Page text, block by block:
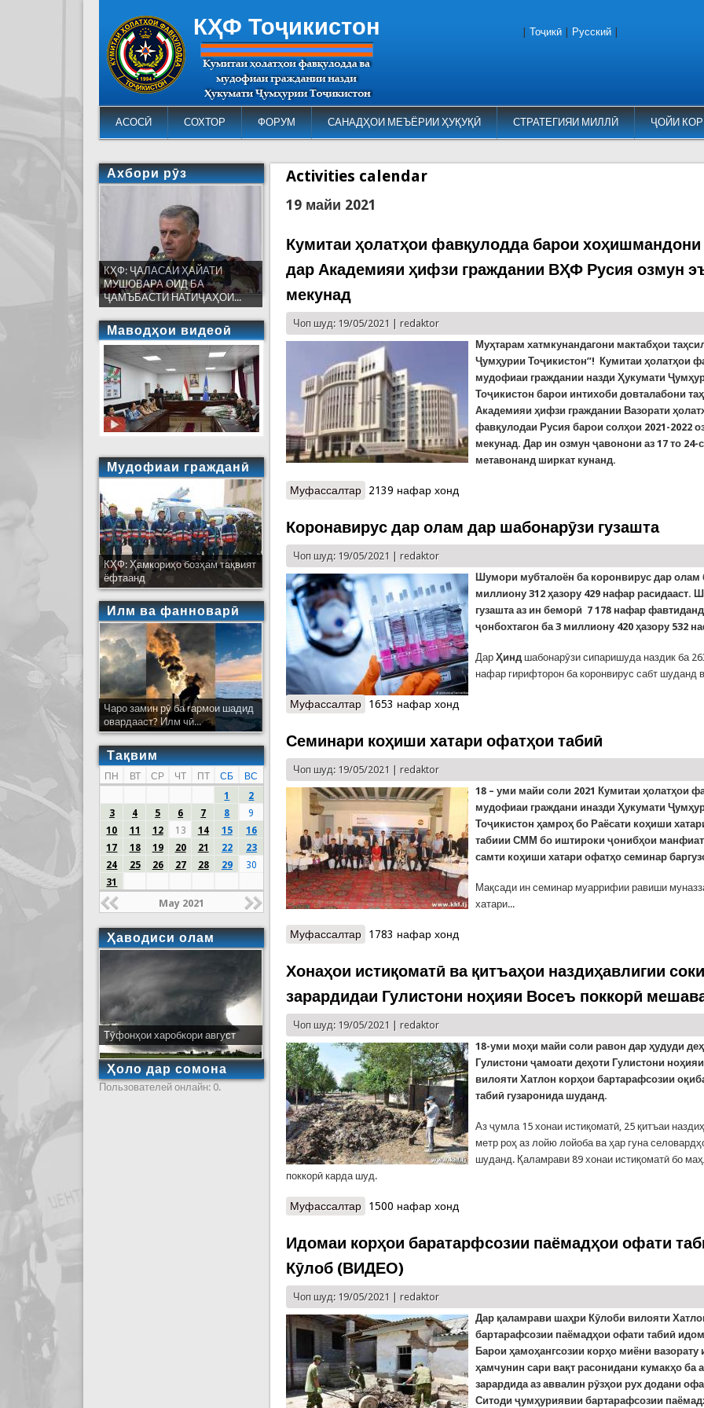
КҲФ Тоҷикистон
АСОСӢ СОХТОР ФОРУМ САНАДҲОИ МЕЪЁРИИ ҲУҚУҚӢ СТРАТЕГИЯИ МИЛЛӢ ҶОЙИ
Тоҷикӣ Русский
Activities calendar
19 майи 2021
Кумитаи ҳолатҳои фавқулодда барои хоҳишмандони
дар Академияи ҳифзи граждании ВҲФ Русия озмун
мекунад
Чоп шуд: 19/05/2021 |redaktor
Муҳтарам хатмкунандагони мактабҳои
Ҷумҳурии Тоҷикистон”! Кумитаи ҳолатҳои
мудофиаи граждании назди Ҳукумати
Тоҷикистон барои интихоби довталабони
Академияи ҳифзи граждании Вазорати
фавқулодаи Русия барои солҳои 2021-2022
мекунад.Дар ин озмун ҷавонони аз 17 то 24-
метавонанд ширкат кунанд.
Муфассалтар о Кумитаи ҳолатҳои фавқулодда барои хоҳишмандони таҳсил
2139 нафар хонд
Коронавирус дар олам дар шабонарӯзи гузашта
Чоп шуд: 19/05/2021 |redaktor
Шумори мубталоён ба коронвирус дар олам
миллиону 312 ҳазору 429 нафар расидааст.
гузашта аз ин беморӣ 7 178 нафар
ҷонбохтагон ба 3 миллиону 420 ҳазору 532
ДарҲинд шабонарӯзи сипаришуда наздик ба
нафар гирифторон ба коронвирус сабт шуданд
Муфассалтар о Коронавирус дар олам дар шабонарӯзи гузашта
1653 нафар хонд
Семинари коҳиши хатари офатҳои табиӣ
Чоп шуд: 19/05/2021 |redaktor
18 – уми майи соли 2021 Кумитаи ҳолатҳои
мудофиаи граждани иназди Ҳукумати
Тоҷикистон ҳамроҳ бо Раёсати коҳиши
табиии СММ бо иштироки ҷонибҳои
самти коҳиши хатари офатҳо семинар
Мақсади ин семинар муаррифии равиши
хатари...
Муфассалтар о Семинари коҳиши хатари офатҳои табиӣ
1783 нафар хонд
Хонаҳои истиқоматӣ ва қитъаҳои наздиҳавлигии
зарардидаи Гулистони ноҳияи Восеъ поккорӣ
Чоп шуд: 19/05/2021 |redaktor
18-уми моҳи майи соли равон дар ҳудуди
Гулистони ҷамоати деҳоти Гулистони
вилояти Хатлон корҳои бартарафсозии
табиӣ гузаронида шуданд.
Аз ҷумла 15 хонаи истиқоматӣ, 25 қитъаи
метр роҳ аз лойю лойоба ва ҳар гуна
шуданд. Қаламрави 89 хонаи истиқоматӣ бо
поккорӣ карда шуд.
Муфассалтар о Хонаҳои истиқоматӣ ва қитъаҳои наздиҳавлигии сокинони
1500 нафар хонд
Идомаи корҳои баратарфсозии паёмадҳои офати
Кӯлоб (ВИДЕО)
Чоп шуд: 19/05/2021 |redaktor
Дар қаламрави шаҳри Кӯлоби вилояти
бартарафсозии паёмадҳои офати табиӣ
Барои ҳамоҳангсозии корҳо миёни вазорату
ҳамчунин сари вақт расонидани кумакҳо ба
зарардида аз аввалин рӯзҳои рух додани
Ситоди ҷумҳуриявии бартарафсозии
Ахбори рӯз
КҲФ: ҶАЛАСАИ ҲАЙАТИ
МУШОВАРА ОИД БА
ҶАМЪБАСТИ НАТИҶАҲОИ...
Маводҳои видеоӣ
Мудофиаи гражданӣ
КҲФ: Ҳамкориҳо бозҳам тақвият
ёфтаанд
Илм ва фанноварӣ
Чаро замин рӯ ба гармои шадид
овардааст? Илм чӣ...
Тақвим
ПН ВТ СР ЧТ ПТ СБ
ВС
1
2
3
4 5 6 7 8
9
10
11 12 13 14 15
16
17
18 19 20 21 22
23
24
25 26 27 28 29
30
31
May 2021
Ҳаводиси олам
Тӯфонҳои харобкори август
Ҳоло дар сомона
Пользователей онлайн: 0.